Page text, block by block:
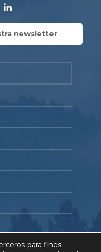
newsletter
para fines